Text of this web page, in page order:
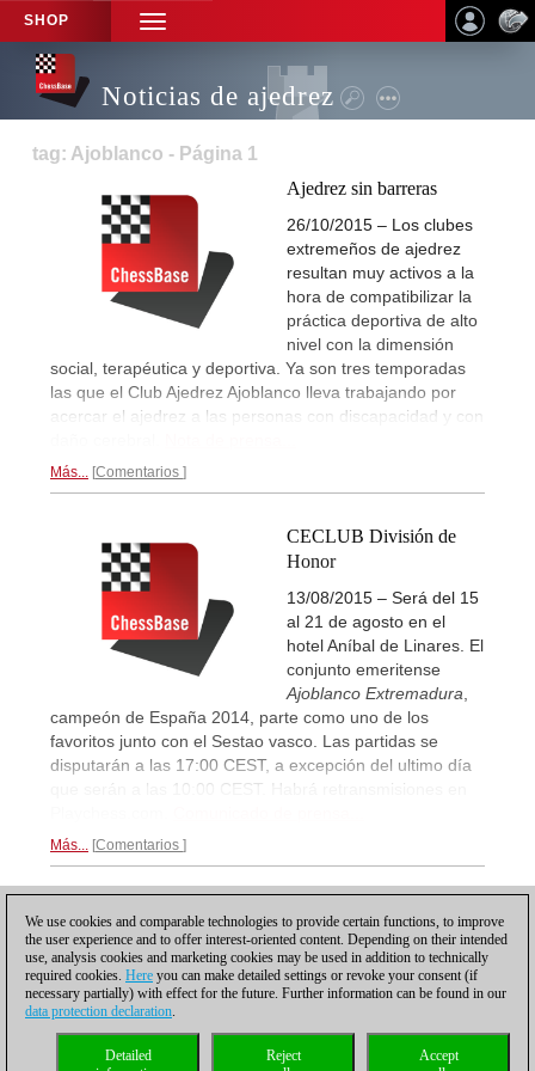
SHOP
TOGGLE
NAVIGATION
Noticias de ajedrez
tag: Ajoblanco - Página 1
Ajedrez sin barreras
26/10/2015 – Los clubes
extremeños de ajedrez
resultan muy activos a la
hora de compatibilizar la
práctica deportiva de alto
nivel con la dimensión
social, terapéutica y deportiva. Ya son tres temporadas
las que el Club Ajedrez Ajoblanco lleva trabajando por
acercar el ajedrez a las personas con discapacidad y con
Más... Comentarios
CECLUB División de
Honor
13/08/2015 – Será del 15
al 21 de agosto en el
hotel Aníbal de Linares. El
conjunto emeritense
Ajoblanco Extremadura,
campeón de España 2014, parte como uno de los
favoritos junto con el Sestao vasco. Las partidas se
disputarán a las 17:00 CEST, a excepción del ultimo día
que serán a las 10:00 CEST. Habrá retransmisiones en
Más... Comentarios
Política de privacidad |Para contactar Cookies Management
We use cookies and comparable technologies to provide certain functions, to improve
the user experience and to offer interest-oriented content. Depending on their intended
use, analysis cookies and marketing cookies may be used in addition to technically
required cookies. Here you can make detailed settings or revoke your consent (if
necessary partially) with effect for the future. Further information can be found in our
data protection declaration.
Accept
Reject
Detailed